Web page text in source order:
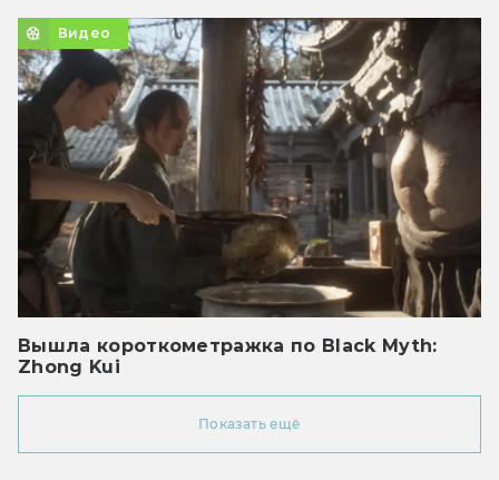
Видео
Вышла короткометражка по Black Myth:
Zhong Kui
Показать ещё